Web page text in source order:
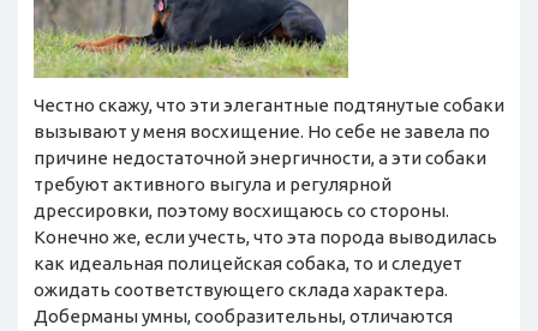
Честно скажу, что эти элегантные подтянутые собаки
вызывают у меня восхищение. Но себе не завела по
причине недостаточной энергичности, а эти собаки
требуют активного выгула и регулярной
дрессировки, поэтому восхищаюсь со стороны.
Конечно же, если учесть, что эта порода выводилась
как идеальная полицейская собака, то и следует
ожидать соответствующего склада характера.
Доберманы умны, сообразительны, отличаются